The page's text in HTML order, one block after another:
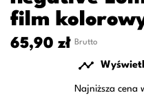
film
65,90 zł Brutto

Najniższa cena